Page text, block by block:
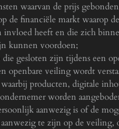
waarvan de prijs gebonden
de financiële markt waarop de
invloed heeft en die zich
kunnen voordoen;
gesloten zijn tijdens een
openbare veiling wordt
producten, digitale
worden
aanwezig is of de
te zijn op de veiling,